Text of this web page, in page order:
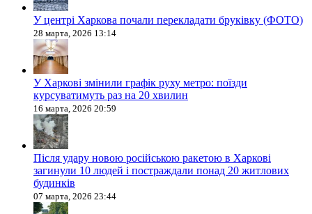
У центрі Харкова почали перекладати бруківку (ФОТО)
28 марта, 2026 13:14
У Харкові змінили графік руху метро: поїзди
курсуватимуть раз на 20 хвилин
16 марта, 2026 20:59
Після удару новою російською ракетою в Харкові
загинули 10 людей і постраждали понад 20 житлових
будинків
07 марта, 2026 23:44